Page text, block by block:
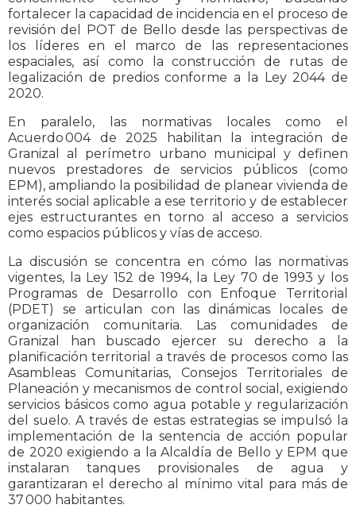
fortalecer la capacidad de incidencia en el proceso de
revisión del POT de Bello desde las perspectivas de
los líderes en el marco de las representaciones
espaciales, así como la construcción de rutas de
legalización de predios conforme a la Ley 2044 de
2020.
En paralelo, las normativas locales como el
Acuerdo 004 de 2025 habilitan la integración de
Granizal al perímetro urbano municipal y definen
nuevos prestadores de servicios públicos (como
EPM), ampliando la posibilidad de planear vivienda de
interés social aplicable a ese territorio y de establecer
ejes estructurantes en torno al acceso a servicios
como espacios públicos y vías de acceso.
La discusión se concentra en cómo las normativas
vigentes, la Ley 152 de 1994, la Ley 70 de 1993 y los
Programas de Desarrollo con Enfoque Territorial
(PDET) se articulan con las dinámicas locales de
organización comunitaria. Las comunidades de
Granizal han buscado ejercer su derecho a la
planificación territorial a través de procesos como las
Asambleas Comunitarias, Consejos Territoriales de
Planeación y mecanismos de control social, exigiendo
servicios básicos como agua potable y regularización
del suelo. A través de estas estrategias se impulsó la
implementación de la sentencia de acción popular
de 2020 exigiendo a la Alcaldía de Bello y EPM que
instalaran tanques provisionales de agua y
garantizaran el derecho al mínimo vital para más de
37 000 habitantes.